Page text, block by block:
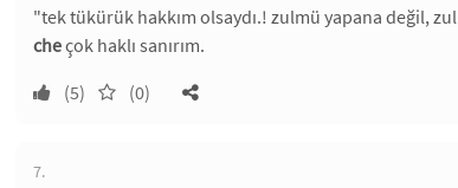
"tek tükürük hakkım olsaydı.! zulmü yapana değil,
cheçok haklı sanırım.
(5)
(0)
7.